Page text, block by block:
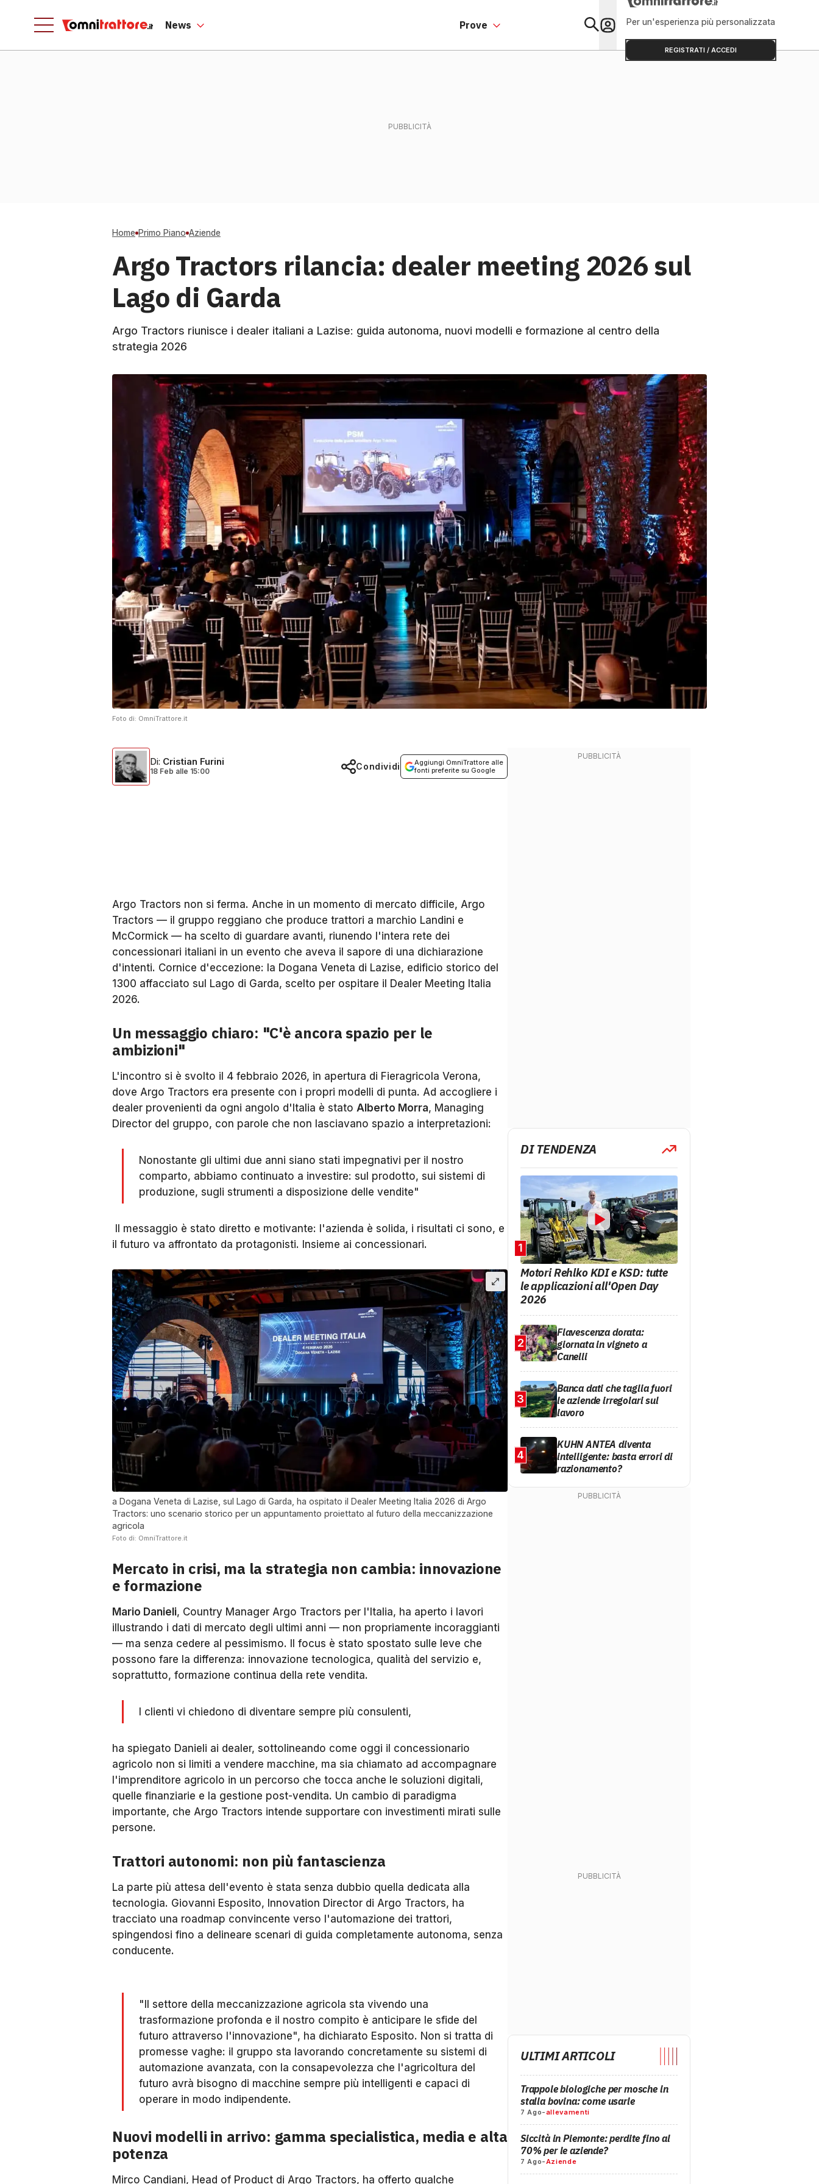
News Prove Primo Piano
Per un'esperienza più personalizzata
REGISTRATI / ACCEDI
Home Primo Piano Aziende
Argo Tractors rilancia: dealer meeting 2026 sul
Lago di Garda
Argo Tractors riunisce i dealer italiani a Lazise: guida autonoma, nuovi modelli e formazione al centro della
strategia 2026
Foto di: OmniTrattore.it
Di: Cristian Furini
18 Feb alle 15:00
Aggiungi OmniTrattore alle
fonti preferite su Google
Condividi
Argo Tractors non si ferma. Anche in un momento di mercato difficile, Argo
Tractors — il gruppo reggiano che produce trattori a marchio Landini e
McCormick — ha scelto di guardare avanti, riunendo l'intera rete dei
concessionari italiani in un evento che aveva il sapore di una dichiarazione
d'intenti. Cornice d'eccezione: la Dogana Veneta di Lazise, edificio storico del
1300 affacciato sul Lago di Garda, scelto per ospitare il Dealer Meeting Italia
2026.
Un messaggio chiaro: "C'è ancora spazio per le
ambizioni"
L'incontro si è svolto il 4 febbraio 2026, in apertura di Fieragricola Verona,
dove Argo Tractors era presente con i propri modelli di punta. Ad accogliere i
dealer provenienti da ogni angolo d'Italia è stato Alberto Morra, Managing
Director del gruppo, con parole che non lasciavano spazio a interpretazioni:
Nonostante gli ultimi due anni siano stati impegnativi per il nostro
comparto, abbiamo continuato a investire: sul prodotto, sui sistemi di
produzione, sugli strumenti a disposizione delle vendite"
Il messaggio è stato diretto e motivante: l'azienda è solida, i risultati ci sono, e
il futuro va affrontato da protagonisti. Insieme ai concessionari.
a Dogana Veneta di Lazise, sul Lago di Garda, ha ospitato il Dealer Meeting Italia 2026 di Argo
Tractors: uno scenario storico per un appuntamento proiettato al futuro della meccanizzazione
agricola
Foto di: OmniTrattore.it
Mercato in crisi, ma la strategia non cambia: innovazione
e formazione
Mario Danieli, Country Manager Argo Tractors per l'Italia, ha aperto i lavori
illustrando i dati di mercato degli ultimi anni — non propriamente incoraggianti
— ma senza cedere al pessimismo. Il focus è stato spostato sulle leve che
possono fare la differenza: innovazione tecnologica, qualità del servizio e,
soprattutto, formazione continua della rete vendita.
I clienti vi chiedono di diventare sempre più consulenti,
ha spiegato Danieli ai dealer, sottolineando come oggi il concessionario
agricolo non si limiti a vendere macchine, ma sia chiamato ad accompagnare
l'imprenditore agricolo in un percorso che tocca anche le soluzioni digitali,
quelle finanziarie e la gestione post-vendita. Un cambio di paradigma
importante, che Argo Tractors intende supportare con investimenti mirati sulle
persone.
Trattori autonomi: non più fantascienza
La parte più attesa dell'evento è stata senza dubbio quella dedicata alla
tecnologia. Giovanni Esposito, Innovation Director di Argo Tractors, ha
tracciato una roadmap convincente verso l'automazione dei trattori,
spingendosi fino a delineare scenari di guida completamente autonoma, senza
conducente.
"Il settore della meccanizzazione agricola sta vivendo una
trasformazione profonda e il nostro compito è anticipare le sfide del
futuro attraverso l'innovazione", ha dichiarato Esposito. Non si tratta di
promesse vaghe: il gruppo sta lavorando concretamente su sistemi di
automazione avanzata, con la consapevolezza che l'agricoltura del
futuro avrà bisogno di macchine sempre più intelligenti e capaci di
operare in modo indipendente.
Nuovi modelli in arrivo: gamma specialistica, media e alta
potenza
Mirco Candiani, Head of Product di Argo Tractors, ha offerto qualche
DI TENDENZA
1
Motori Rehlko KDI e KSD: tutte
le applicazioni all'Open Day
2026
2
Flavescenza dorata:
giornata in vigneto a
Canelli
3
Banca dati che taglia fuori
le aziende irregolari sul
lavoro
4
KUHN ANTEA diventa
intelligente: basta errori di
razionamento?
ULTIMI ARTICOLI
Trappole biologiche per mosche in
stalla bovina: come usarle
7 Ago-allevamenti
Siccità in Piemonte: perdite fino al
70% per le aziende?
7 Ago-Aziende